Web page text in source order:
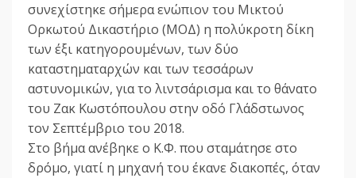
συνεχίστηκε σήμερα ενώπιον του Μικτού
Ορκωτού Δικαστήριο (ΜΟΔ) η πολύκροτη δίκη
των έξι κατηγορουμένων, των δύο
καταστηματαρχών και των τεσσάρων
αστυνομικών, για το λιντσάρισμα και το θάνατο
του Ζακ Κωστόπουλου στην οδό Γλάδστωνος
τον Σεπτέμβριο του 2018.
Στο βήμα ανέβηκε ο Κ.Φ. που σταμάτησε στο
δρόμο, γιατί η μηχανή του έκανε διακοπές, όταν